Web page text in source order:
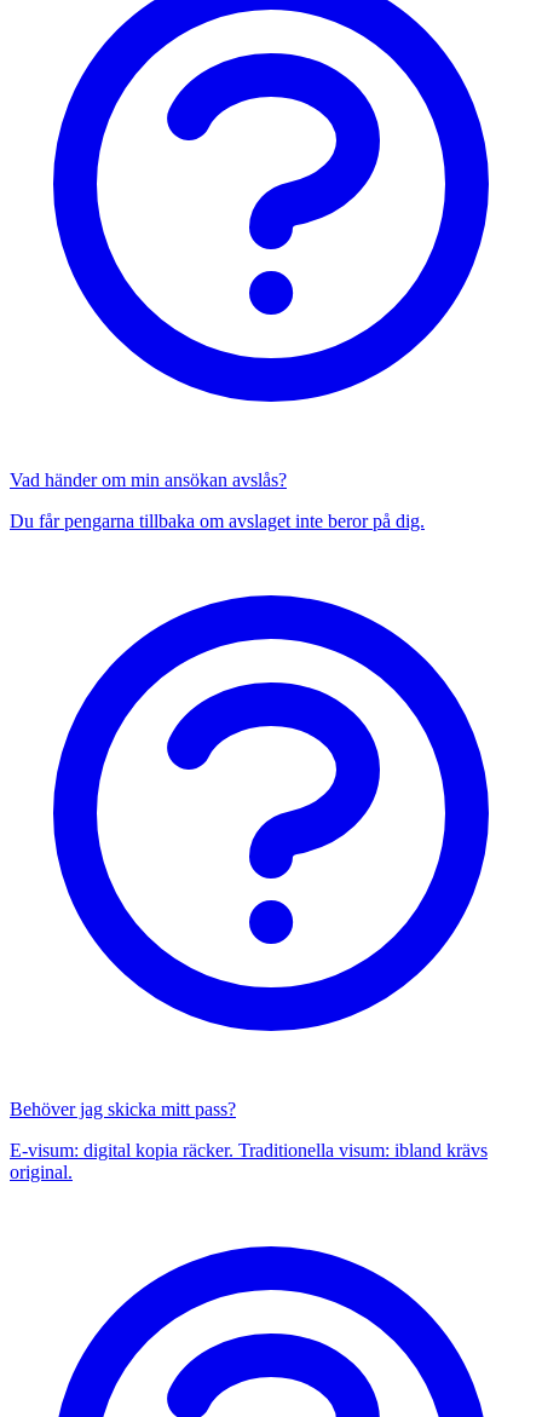
Vad händer om min ansökan avslås?
Du får pengarna tillbaka om avslaget inte beror på dig.
Behöver jag skicka mitt pass?
E-visum: digital kopia räcker. Traditionella visum: ibland krävs
original.